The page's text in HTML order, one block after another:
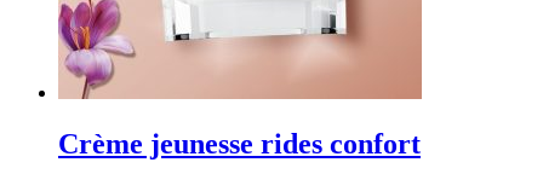
Crème jeunesse rides confort